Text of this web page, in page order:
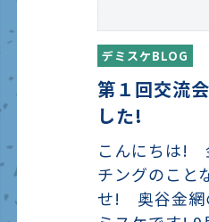
ワイヤーメッシュデミス
蒸留用填充物
デミスター加工品
ファインメッシュ
ファインメッシュ加工品
デミスケBLOG
第１回交流
した!
こんにちは!
チングのこと
せ! 奥谷金網